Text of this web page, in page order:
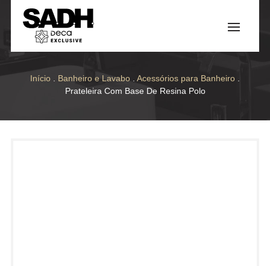
Início Banheiro e Lavabo Acessórios para Banheiro
Prateleira Com Base De Resina Polo